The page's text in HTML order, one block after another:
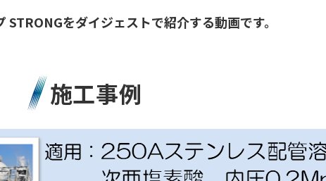
STRONGをダイジェストで紹介する動画です。
施工事例